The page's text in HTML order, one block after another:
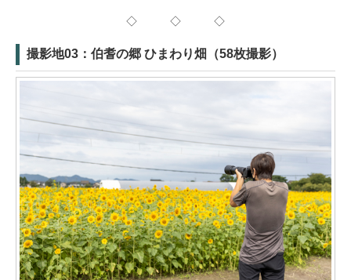
◇ ◇ ◇
撮影地03：伯耆の郷 ひまわり畑（58枚撮影）